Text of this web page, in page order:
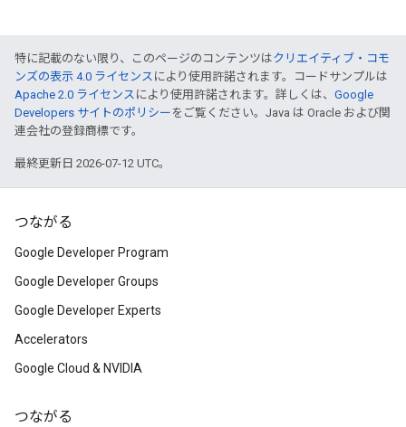
特に記載のない限り、このページのコンテンツはクリエイティブ・コモ
ンズの表示 4.0 ライセンス により使用許諾されます。コードサンプルは
Apache 2.0 ライセンス により使用許諾されます。詳しくは、 Google
Developers サイトのポリシー をご覧ください。Java は Oracle および関
連会社の登録商標です。
最終更新日 2026-07-12 UTC。
つながる
Google Developer Program
Google Developer Groups
Google Developer Experts
Accelerators
Google Cloud & NVIDIA
つながる